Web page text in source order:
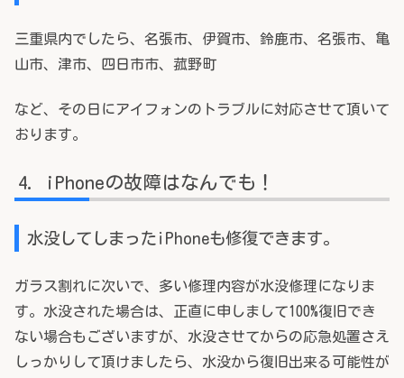
三重県内でしたら、名張市、伊賀市、鈴鹿市、名張市、亀
山市、津市、四日市市、菰野町
など、その日にアイフォンのトラブルに対応させて頂いて
おります。
iPhoneの故障はなんでも！
水没してしまったiPhoneも修復できます。
ガラス割れに次いで、多い修理内容が水没修理になりま
す。水没された場合は、正直に申しまして100%復旧でき
ない場合もございますが、水没させてからの応急処置さえ
しっかりして頂けましたら、水没から復旧出来る可能性が